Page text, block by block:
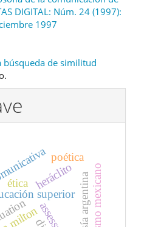
DIGITAL: Núm. 24 (1997):
1997
búsqueda de similitud
superior
heráclito poesía argentina
ética
poética